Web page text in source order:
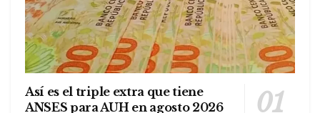
Así es el triple extra que tiene
ANSES para AUH en agosto 2026